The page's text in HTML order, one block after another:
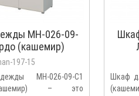
МН-026-09-
(кашемир)
197-15
МН-026-09-C1
– это
Шкаф